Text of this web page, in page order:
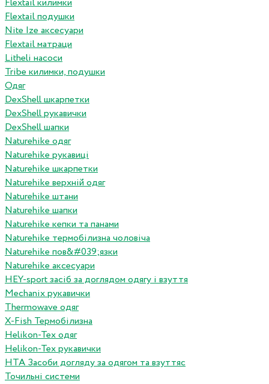
Flextail килимки
Flextail подушки
Nite Ize аксесуари
Flextail матраци
Litheli насоси
Tribe килимки, подушки
Одяг
DexShell шкарпетки
DexShell рукавички
DexShell шапки
Naturehike одяг
Naturehike рукавиці
Naturehike шкарпетки
Naturehike верхній одяг
Naturehike штани
Naturehike шапки
Naturehike кепки та панами
Naturehike термобілизна чоловіча
Naturehike пов&#039;язки
Naturehike аксесуари
HEY-sport засіб за доглядом одягу і взуття
Mechanix рукавички
Thermowave одяг
X-Fish Термобілизна
Helikon-Tex одяг
Helikon-Tex рукавички
HTA Засоби догляду за одягом та взуттяс
Точильні системи